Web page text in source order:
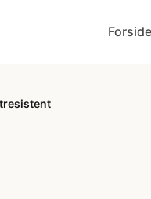
Forside